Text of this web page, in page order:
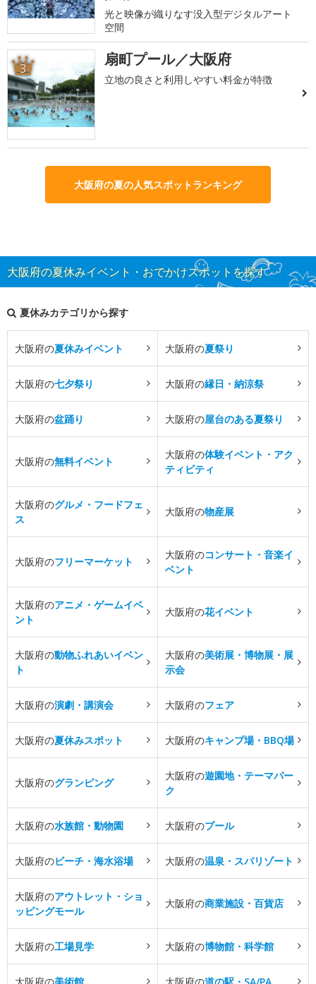
光と映像が織りなす没入型デジタルアート
空間
3 扇町プール／大阪府
立地の良さと利用しやすい料金が特徴
大阪府の夏の人気スポットランキング
大阪府の夏休みイベント・おでかけスポットを探す
夏休みカテゴリから探す
大阪府の夏休みイベント 大阪府の夏祭り
大阪府の七夕祭り 大阪府の縁日・納涼祭
大阪府の盆踊り 大阪府の屋台のある夏祭り
大阪府の無料イベント
大阪府の体験イベント・アク
ティビティ
大阪府のグルメ・フードフェ
ス
大阪府の物産展
大阪府のフリーマーケット
大阪府のコンサート・音楽イ
ベント
大阪府のアニメ・ゲームイベ
ント
大阪府の花イベント
大阪府の動物ふれあいイベン
ト
大阪府の美術展・博物展・展
示会
大阪府の演劇・講演会 大阪府のフェア
大阪府の夏休みスポット 大阪府のキャンプ場・BBQ場
大阪府のグランピング
大阪府の遊園地・テーマパー
ク
大阪府の水族館・動物園 大阪府のプール
大阪府のビーチ・海水浴場 大阪府の温泉・スパリゾート
大阪府のアウトレット・ショ
ッピングモール
大阪府の商業施設・百貨店
大阪府の工場見学 大阪府の博物館・科学館
大阪府の美術館 大阪府の道の駅・SA/PA